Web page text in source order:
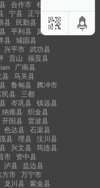
合作市
积石山
宁县
正宁县
县
民勤县
平利县
岚皋县
县
城固县
兴平市
武功县
贡山
福贡县
广南县
县
马关县
鲁甸县
腾冲市
民县
三都
岑巩县
镇远县
纳雍县
织金县
开阳县
雷波县
色达县
石渠县
茂县 理县
汶川县
兴文县
筠连县
市
资中县
泸县
盐边县
方市
万宁市
龙川县
紫金县